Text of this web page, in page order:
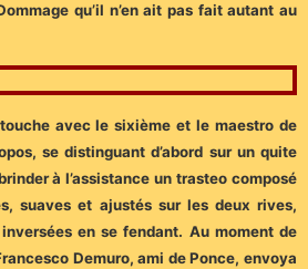
qu’il n’en ait pas fait autant au
avec le sixième et le maestro de
se distinguant d’abord sur un quite
à l’assistance un trasteo composé
suaves et ajustés sur les deux rives,
en se fendant. Au moment de
Demuro, ami de Ponce, envoya